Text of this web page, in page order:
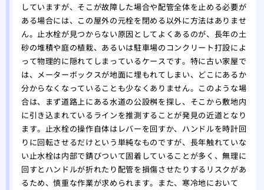
していますが、そこが故障した場合や配管全体を止める必要が
ある場合には、この屋外の元栓を閉める以外に方法はありませ
ん。止水栓が見つからない原因としてよくあるのが、長年の土
砂の堆積や庭の植栽、あるいは駐車場のコンクリート打設によ
って物理的に隠れてしまっているケースです。特に古い家屋で
は、メーターボックスが地面に埋もれてしまい、どこにあるか
分からなくなっていることも少なくありません。このような場
合は、まず道路上にある水道の公設桝を探し、そこから敷地内
に引き込まれているラインを推測することが発見の近道となり
ます。止水栓の操作自体はレバーを回すか、ハンドルを時計回
りに回転させるだけという単純なものですが、長年触れていな
い止水栓は内部で錆びついて固着していることが多く、無理に
回すとハンドルが折れたり配管を損傷させたりするリスクがあ
るため、慎重な作業が求められます。また、寒冷地において